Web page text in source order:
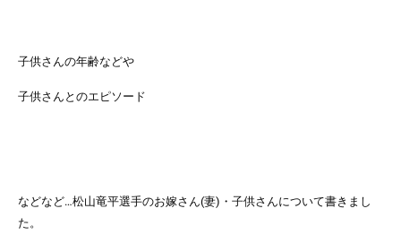
子供さんの年齢などや
子供さんとのエピソード
などなど…松山竜平選手のお嫁さん(妻)・子供さんについて書きまし
た。